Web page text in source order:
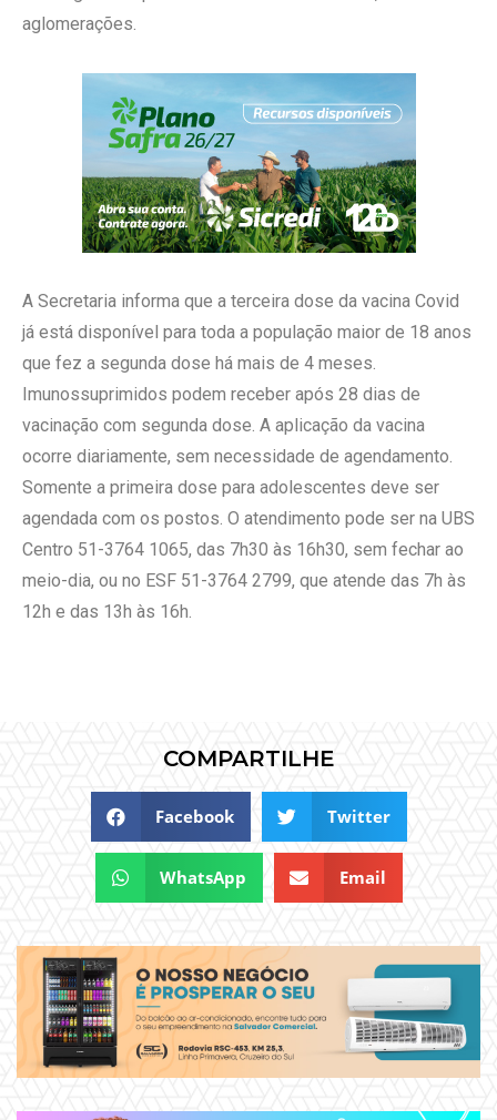
aglomerações.
A Secretaria informa que a terceira dose da vacina Covid
já está disponível para toda a população maior de 18 anos
que fez a segunda dose há mais de 4 meses.
Imunossuprimidos podem receber após 28 dias de
vacinação com segunda dose. A aplicação da vacina
ocorre diariamente, sem necessidade de agendamento.
Somente a primeira dose para adolescentes deve ser
agendada com os postos. O atendimento pode ser na UBS
Centro 51-3764 1065, das 7h30 às 16h30, sem fechar ao
meio-dia, ou no ESF 51-3764 2799, que atende das 7h às
12h e das 13h às 16h.
COMPARTILHE
Facebook Twitter
WhatsApp Email